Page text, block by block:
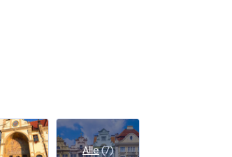
Alle(7)